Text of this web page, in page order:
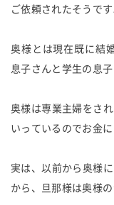
ご依頼されたそうです
奥様とは現在既に結
息子さんと学生の息
奥様は専業主婦をさ
いっているのでお金
実は、以前から奥様
から、旦那様は奥様